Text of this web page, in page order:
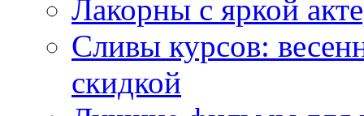
Лакорны с яркой
Сливы курсов:
скидкой